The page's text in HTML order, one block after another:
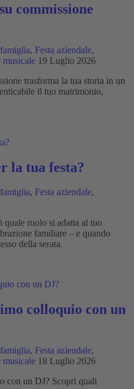
commissione
, Festa aziendale,
musicale 19 Luglio 2026
trasforma la tua storia in un
il tuo matrimonio,
la tua festa?
, Festa aziendale,
ruolo si adatta al tuo
familiare – e quando
della serata.
colloquio con un
, Festa aziendale,
musicale 18 Luglio 2026
con un DJ? Scopri quali